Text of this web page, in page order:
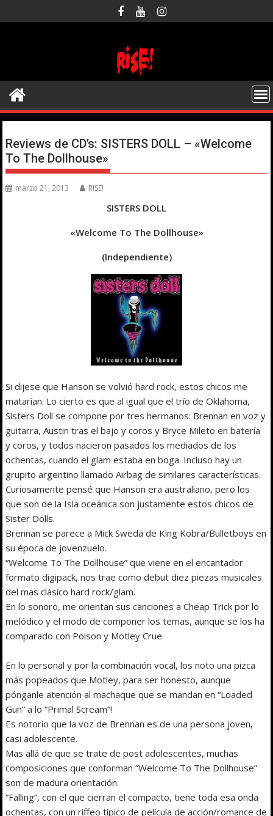
al
Reviews de CD’s: SISTERS DOLL – «Welcome
To The Dollhouse»
marzo 21, 2013 RISE!
SISTERS DOLL
«Welcome To The Dollhouse»
(Independiente)
Si dijese que Hanson se volvió hard rock, estos chicos me
matarían. Lo cierto es que al igual que el trío de Oklahoma,
Sisters Doll se compone por tres hermanos: Brennan en voz y
guitarra, Austin tras el bajo y coros y Bryce Mileto en batería
y coros, y todos nacieron pasados los mediados de los
ochentas, cuando el glam estaba en boga. Incluso hay un
grupito argentino llamado Airbag de similares características.
Curiosamente pensé que Hanson era australiano, pero los
que son de la Isla oceánica son justamente estos chicos de
Sister Dolls.
Brennan se parece a Mick Sweda de King Kobra/Bulletboys en
su época de jovenzuelo.
“Welcome To The Dollhouse” que viene en el encantador
formato digipack, nos trae como debut diez piezas musicales
del mas clásico hard rock/glam.
En lo sonoro, me orientan sus canciones a Cheap Trick por lo
melódico y el modo de componer los temas, aunque se los ha
comparado con Poison y Motley Crue.
En lo personal y por la combinación vocal, los noto una pizca
más popeados que Motley, para ser honesto, aunque
pónganle atención al machaque que se mandan en “Loaded
Gun” a lo “Primal Scream”!
Es notorio que la voz de Brennan es de una persona joven,
casi adolescente.
Mas allá de que se trate de post adolescentes, muchas
composiciones que conforman “Welcome To The Dollhouse”
son de madura orientación.
“Falling”, con el que cierran el compacto, tiene toda esa onda
ochentas, con un riffeo típico de película de acción/romance de